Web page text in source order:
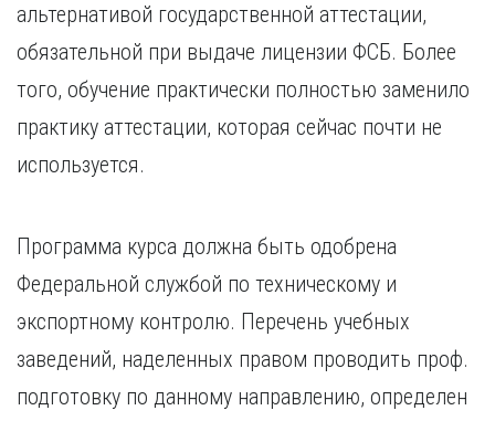
альтернативой государственной аттестации,
обязательной при выдаче лицензии ФСБ. Более
того, обучение практически полностью заменило
практику аттестации, которая сейчас почти не
используется.
Программа курса должна быть одобрена
Федеральной службой по техническому и
экспортному контролю. Перечень учебных
заведений, наделенных правом проводить проф.
подготовку по данному направлению, определен